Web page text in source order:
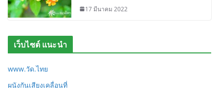
17 มีนาคม 2022
เว็บไซต์ แนะนำ
www.วัด.ไทย
ผนังกันเสียงเคลื่อนที่